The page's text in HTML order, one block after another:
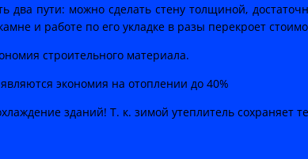
два пути: можно сделать стену толщиной,
и работе по его укладке в разы перекроет
строительного материала.
экономия на отоплении до 40%
зданий! Т. к. зимой утеплитель сохраняет